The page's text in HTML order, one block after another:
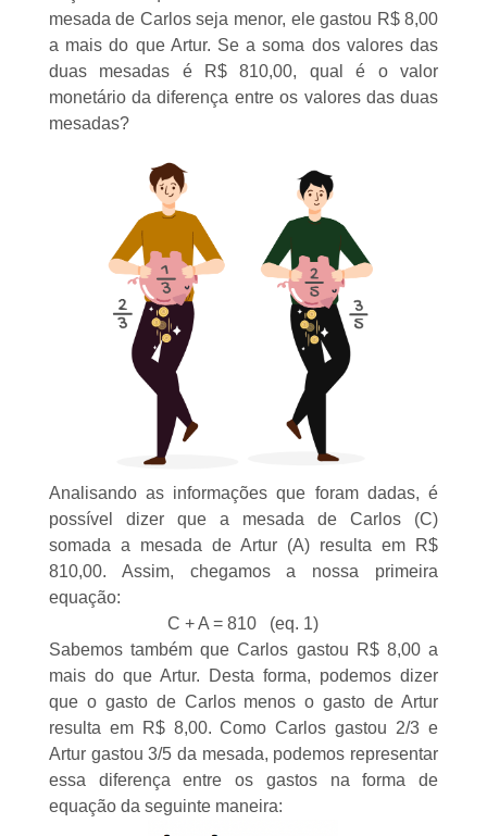
mesada de Carlos seja menor, ele gastou R$ 8,00
a mais do que Artur. Se a soma dos valores das
duas mesadas é R$ 810,00, qual é o valor
monetário da diferença entre os valores das duas
mesadas?
Analisando as informações que foram dadas, é
possível dizer que a mesada de Carlos (C)
somada a mesada de Artur (A) resulta em R$
810,00. Assim, chegamos a nossa primeira
equação:
C + A = 810 (eq. 1)
Sabemos também que Carlos gastou R$ 8,00 a
mais do que Artur. Desta forma, podemos dizer
que o gasto de Carlos menos o gasto de Artur
resulta em R$ 8,00. Como Carlos gastou 2/3 e
Artur gastou 3/5 da mesada, podemos representar
essa diferença entre os gastos na forma de
equação da seguinte maneira: